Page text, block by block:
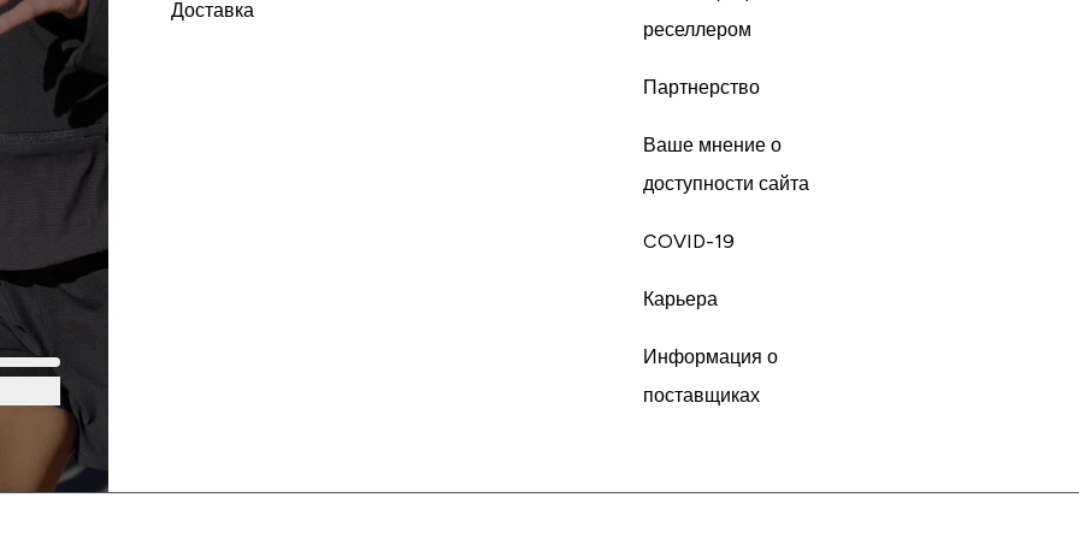
Доставка
реселлером
Партнерство
Ваше мнение о
доступности сайта
COVID-19
Карьера
Информация о
поставщиках